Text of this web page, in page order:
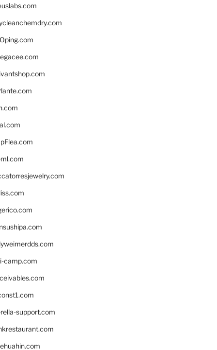
camp.com
support.com